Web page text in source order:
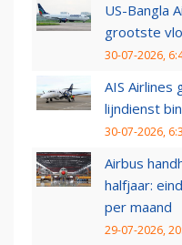
US-Bangla
grootste
30-07-2026,
AIS Airlines
lijndienst
30-07-2026,
Airbus
halfjaar:
per maand
29-07-2026,